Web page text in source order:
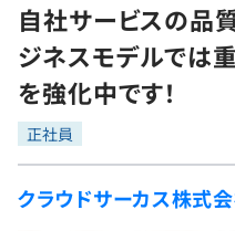
転職成功ガイド
転職エージェント
インタビュー
転職成功ガイド
求人検索
本選考
インターン
新卒エージェント
学習
問題集
4択課題
プログラミング言語
ゲーム・マンガ
自社サービスの品
ジネスモデルでは
を強化中です！
正社員
クラウドサーカス株式